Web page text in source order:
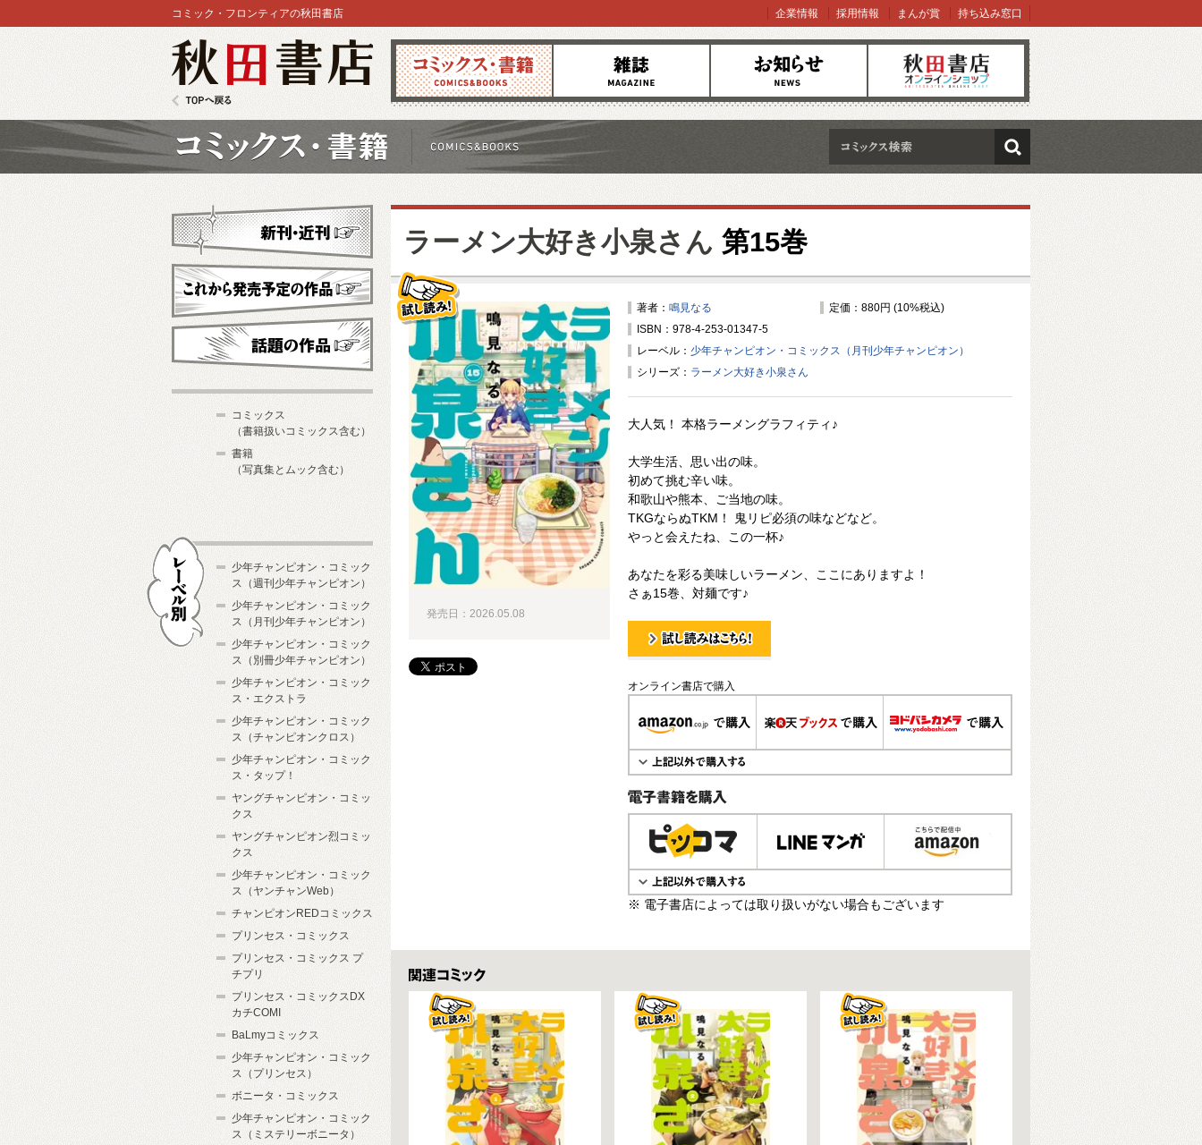
コミックス 雑誌 お知らせ オンラインショップ
コミック・フロンティアの秋田書店 企業情報 採用情報 まんが賞 持ち込み窓口
検索
ラーメン大好き小泉さん 第15巻
著者： 鳴見なる
定価：880円 (10%税込)
ISBN：978-4-253-01347-5
レーベル： 少年チャンピオン・コミックス（月刊少年チャンピオン）
シリーズ： ラーメン大好き小泉さん
大人気！ 本格ラーメングラフィティ♪
大学生活、思い出の味。
初めて挑む辛い味。
和歌山や熊本、ご当地の味。
TKGならぬTKM！ 鬼リピ必須の味などなど。
やっと会えたね、この一杯♪
あなたを彩る美味しいラーメン、ここにありますよ！
さぁ15巻、対麺です♪
試し読み！
オンライン書店で購入
電子書籍で購入
※ 電子書店によっては取り扱いがない場合もございます
発売日：2026.05.08
関連コミックス
新刊・近刊
これから発売予定
コミックス
（書籍扱いコミックス含む）
書籍
（写真集とムック含む）
少年チャンピオン・コミック
ス（週刊少年チャンピオン）
少年チャンピオン・コミック
ス（月刊少年チャンピオン）
少年チャンピオン・コミック
ス（別冊少年チャンピオン）
少年チャンピオン・コミック
ス・エクストラ
少年チャンピオン・コミック
ス（チャンピオンクロス）
少年チャンピオン・コミック
ス・タップ！
ヤングチャンピオン・コミッ
クス
ヤングチャンピオン烈コミッ
クス
少年チャンピオン・コミック
ス（ヤンチャンWeb）
チャンピオンREDコミックス
プリンセス・コミックス
プリンセス・コミックス プ
チプリ
プリンセス・コミックスDX
カチCOMI
BaLmyコミックス
少年チャンピオン・コミック
ス（プリンセス）
ボニータ・コミックス
少年チャンピオン・コミック
ス（ミステリーボニータ）